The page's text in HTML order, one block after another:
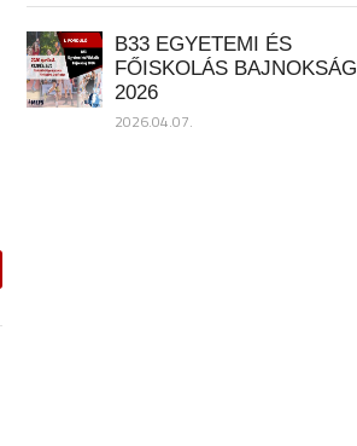
B33 EGYETEMI ÉS
FŐISKOLÁS BAJNOKSÁG
2026
2026.04.07.